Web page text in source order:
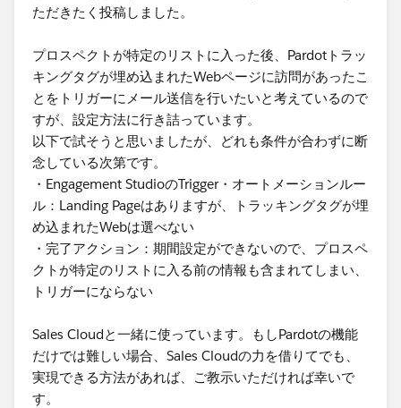
ただきたく投稿しました。
プロスペクトが特定のリストに入った後、Pardotトラッ
キングタグが埋め込まれたWebページに訪問があったこ
とをトリガーにメール送信を行いたいと考えているので
すが、設定方法に行き詰っています。
以下で試そうと思いましたが、どれも条件が合わずに断
念している次第です。
・Engagement StudioのTrigger・オートメーションルー
ル：Landing Pageはありますが、トラッキングタグが埋
め込まれたWebは選べない
・完了アクション：期間設定ができないので、プロスペ
クトが特定のリストに入る前の情報も含まれてしまい、
トリガーにならない
Sales Cloudと一緒に使っています。もしPardotの機能
だけでは難しい場合、Sales Cloudの力を借りてでも、
実現できる方法があれば、ご教示いただければ幸いで
す。